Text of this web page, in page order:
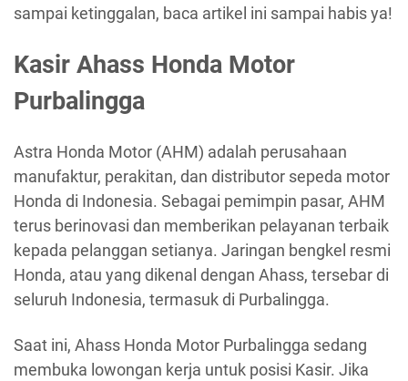
sampai ketinggalan, baca artikel ini sampai habis ya!
Kasir Ahass Honda Motor
Purbalingga
Astra Honda Motor (AHM) adalah perusahaan
manufaktur, perakitan, dan distributor sepeda motor
Honda di Indonesia. Sebagai pemimpin pasar, AHM
terus berinovasi dan memberikan pelayanan terbaik
kepada pelanggan setianya. Jaringan bengkel resmi
Honda, atau yang dikenal dengan Ahass, tersebar di
seluruh Indonesia, termasuk di Purbalingga.
Saat ini, Ahass Honda Motor Purbalingga sedang
membuka lowongan kerja untuk posisi Kasir. Jika